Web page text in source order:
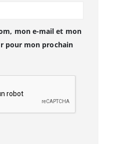
mon e-mail et mon
pour mon prochain